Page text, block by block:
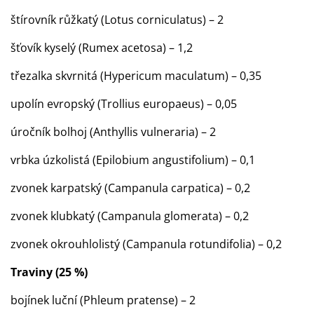
štírovník růžkatý (Lotus corniculatus) – 2
šťovík kyselý (Rumex acetosa) – 1,2
třezalka skvrnitá (Hypericum maculatum) – 0,35
upolín evropský (Trollius europaeus) – 0,05
úročník bolhoj (Anthyllis vulneraria) – 2
vrbka úzkolistá (Epilobium angustifolium) – 0,1
zvonek karpatský (Campanula carpatica) – 0,2
zvonek klubkatý (Campanula glomerata) – 0,2
zvonek okrouhlolistý (Campanula rotundifolia) – 0,2
Traviny (25 %)
bojínek luční (Phleum pratense) – 2